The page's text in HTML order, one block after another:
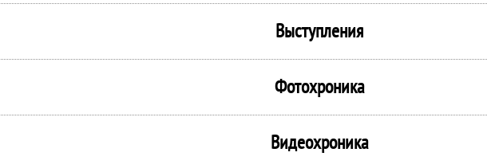
Выступления
Фотохроника
Видеохроника